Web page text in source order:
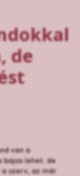
de
van a
bajos lehet. de
szerv, az már